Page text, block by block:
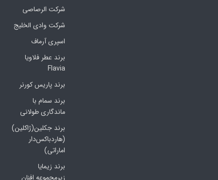
شرکت الرصاصی
شرکت وادی الخلیج
اسپری آرماف
برند عطر فلاویا
Flavia
برند پاریس کورنر
برند سمام با
ماندگاری طولانی
برند جکلین(ژاکلین)
(هاردباکس‌دار
اماراتی)
برند زیمایا
زیرمجموعه افنان